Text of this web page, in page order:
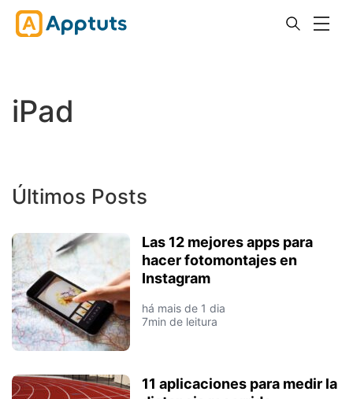
iPad
Últimos Posts
Las 12 mejores apps para
hacer fotomontajes en
Instagram
há mais de 1 dia
7min de leitura
11 aplicaciones para medir la